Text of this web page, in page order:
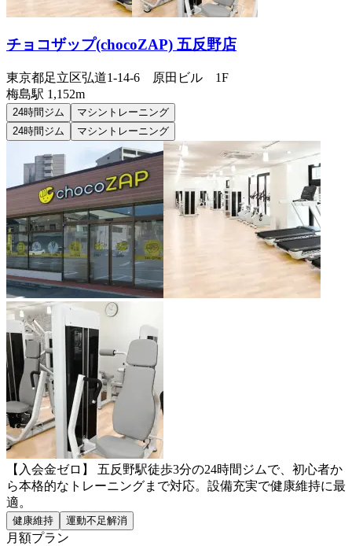
チョコザップ(chocoZAP) 五反野店
東京都足立区弘道1-14-6 原田ビル 1F
梅島駅 1,152m
24時間ジム
マシントレーニング
24時間ジム
マシントレーニング
【入会金ゼロ】 五反野駅徒歩3分の24時間ジムで、初心者か
ら本格的なトレーニングまで対応。設備充実で健康維持に最
適。
健康維持 運動不足解消
月額プラン